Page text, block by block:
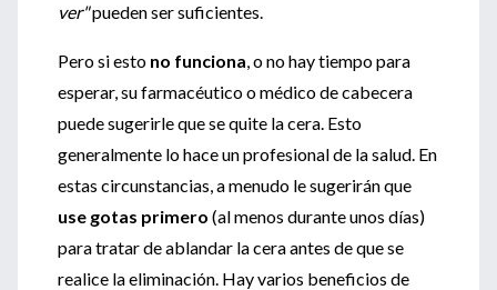
ver"pueden ser suficientes.
Pero si esto no funciona, o no hay tiempo para
esperar, su farmacéutico o médico de cabecera
puede sugerirle que se quite la cera. Esto
generalmente lo hace un profesional de la salud. En
estas circunstancias, a menudo le sugerirán que
use gotas primero (al menos durante unos días)
para tratar de ablandar la cera antes de que se
realice la eliminación. Hay varios beneficios de